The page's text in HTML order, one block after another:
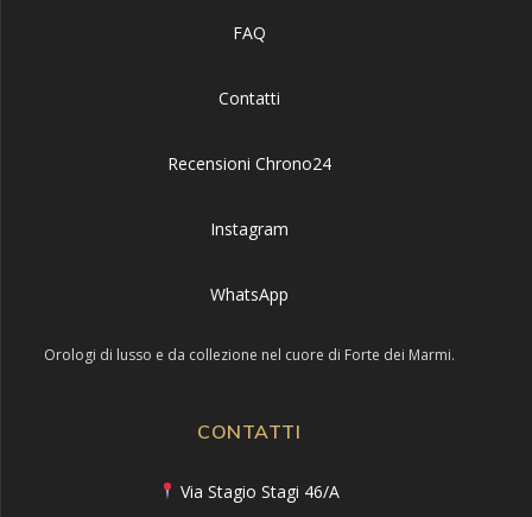
FAQ
Contatti
Recensioni Chrono24
Instagram
WhatsApp
Orologi di lusso e da collezione nel cuore di Forte dei Marmi.
CONTATTI
Via Stagio Stagi 46/A